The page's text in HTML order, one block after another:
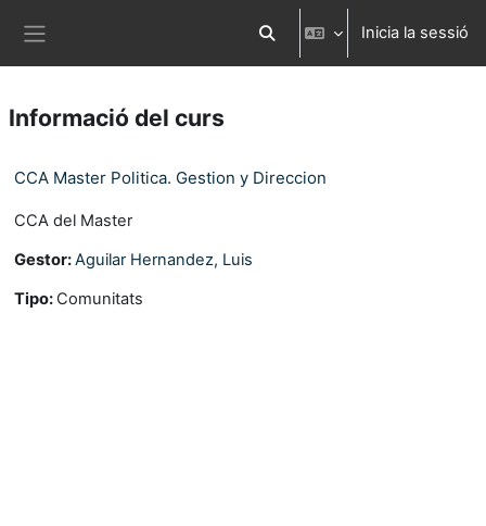
Commuta l'entrada de la cerca
Inicia la sessió
Informació del curs
CCA Master Politica. Gestion y Direccion
CCA del Master
Gestor:Aguilar Hernandez, Luis
Tipo: Comunitats